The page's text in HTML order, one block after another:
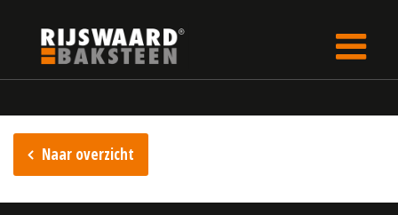
Naar overzicht